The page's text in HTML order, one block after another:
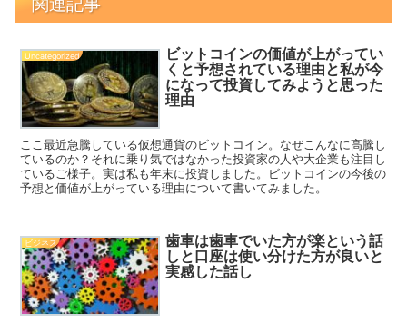
Uncategorized
ビットコインの価値が上がってい
くと予想されている理由と私が今
になって投資してみようと思った
理由
ここ最近急騰している仮想通貨のビットコイン。なぜこんなに高騰し
ているのか？それに乗り気ではなかった投資家の人や大企業も注目し
ているご様子。実は私も年末に投資しました。ビットコインの今後の
予想と価値が上がっている理由について書いてみました。
ビジネス
歯車は歯車でいた方が楽という話
しと口座は使い分けた方が良いと
実感した話し